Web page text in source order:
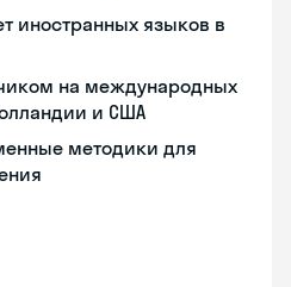
иностранных языков в
на международных
и США
методики для